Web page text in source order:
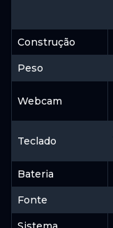
Construção
Peso
Webcam
Teclado
Bateria
Fonte